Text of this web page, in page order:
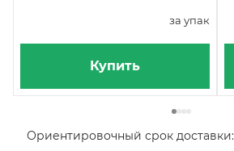
за упак
Купить
Ориентировочный срок доставки: